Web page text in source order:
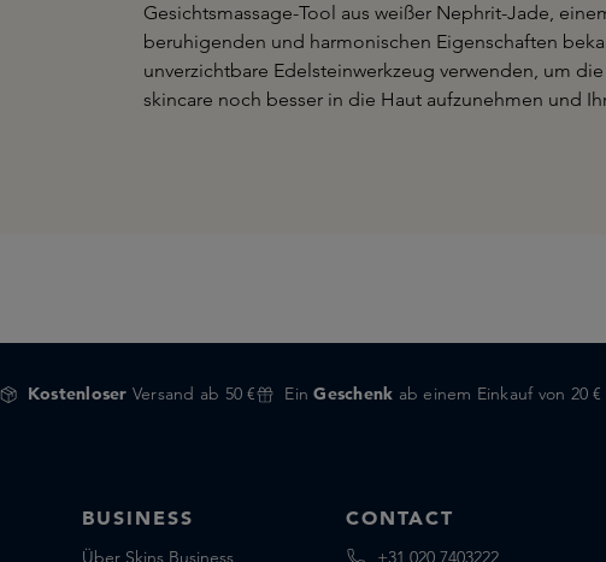
Gesichtsmassage-Tool aus weißer Nephrit-Jade,
beruhigenden und harmonischen Eigenschaften
unverzichtbare Edelsteinwerkzeug verwenden, um
skincare noch besser in die Haut aufzunehmen und
Kostenloser Versand ab 50 € EinGeschenk ab einem Einkauf von 20 €
BUSINESS
Über Skins Business
CONTACT
+31 020 7403222